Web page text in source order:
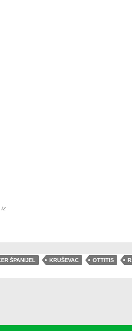
iz
ŠPANIJEL KRUŠEVAC OTTITIS